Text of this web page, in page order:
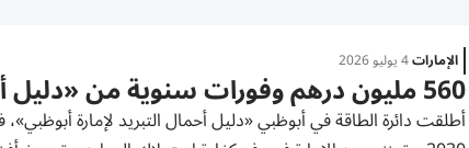
الإمارات4 يوليو 2026
560 مليون درهم وفورات سنوية من «دليل أحمال التبريد»
أطلقت دائرة الطاقة في أبوظبي «دليل أحمال التبريد لإمارة